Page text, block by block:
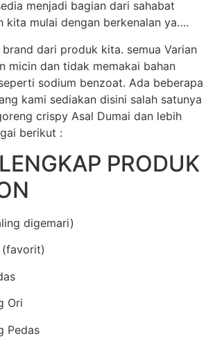
menjadi bagian dari sahabat
kita mulai dengan berkenalan ya….
brand dari produk kita. semua Varian
micin dan tidak memakai bahan
sodium benzoat. Ada beberapa
kami sediakan disini salah satunya
crispy Asal Dumai dan lebih
berikut :
PRODUK
digemari)
(favorit)
Ori
Pedas